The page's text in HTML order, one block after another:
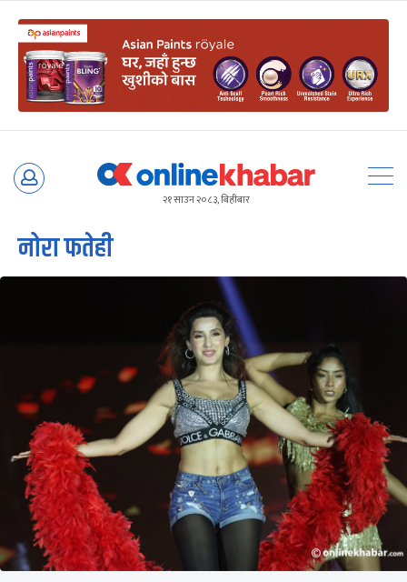
Skip
२१ साउन २०८३, बिहीबार
नोरा फतेही